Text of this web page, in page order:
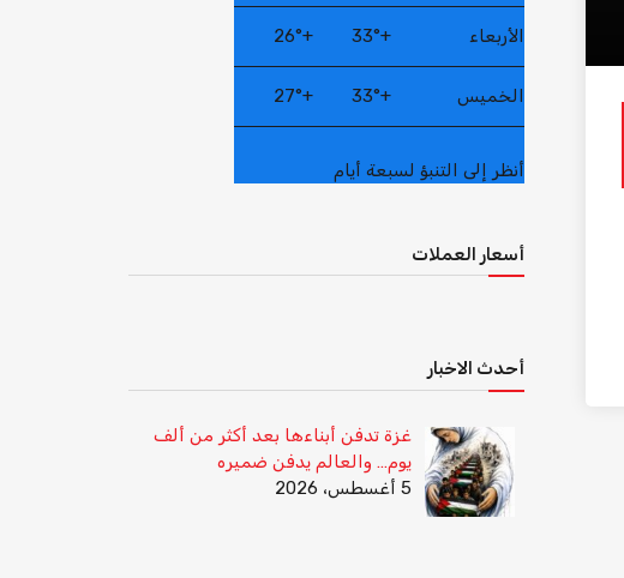
الأربعاء +
33°
+
26°
الخميس +
33°
+
27°
أنظر إلى التنبؤ لسبعة أيام
أسعار العملات
أحدث الاخبار
غزة تدفن أبناءها بعد أكثر من ألف
يوم… والعالم يدفن ضميره
5 أغسطس، 2026